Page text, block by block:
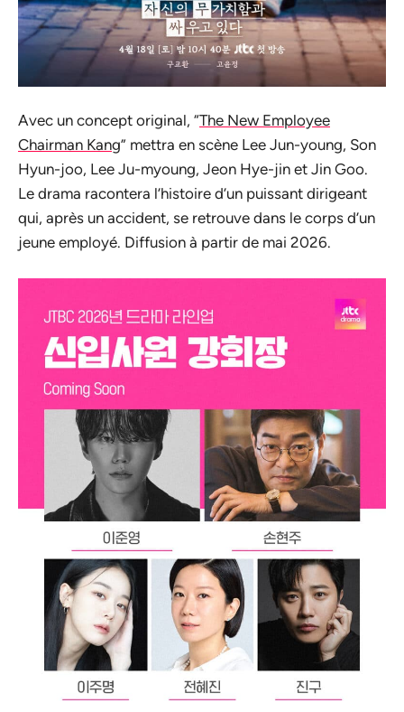
Avec un concept original, “The New Employee
Chairman Kang” mettra en scène Lee Jun-young, Son
Hyun-joo, Lee Ju-myoung, Jeon Hye-jin et Jin Goo.
Le drama racontera l’histoire d’un puissant dirigeant
qui, après un accident, se retrouve dans le corps d’un
jeune employé. Diffusion à partir de mai 2026.